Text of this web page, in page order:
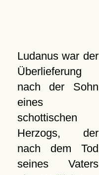
Ludanus war der
Überlieferung
nach der Sohn
eines
schottischen
Herzogs, der
nach dem Tod
seines Vaters